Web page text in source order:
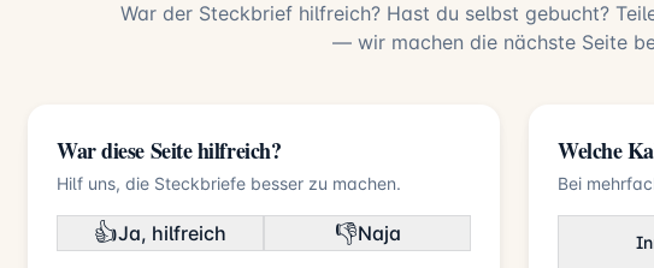
War der Steckbrief hilfreich? Hast du selbst gebucht?
— wir machen die nächste Seite
War diese Seite hilfreich?
Hilf uns, die Steckbriefe besser zu machen.
👍Ja, hilfreich 👎Naja
Welche
Bei